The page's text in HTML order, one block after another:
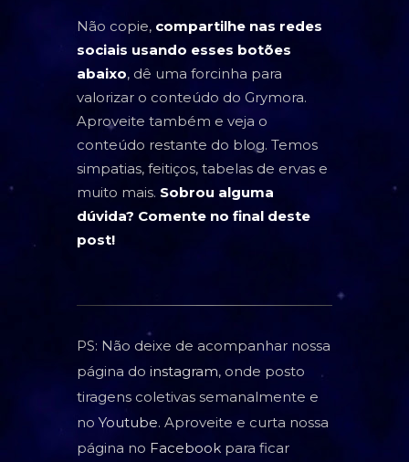
Não copie, compartilhe nas redes
sociais usando esses botões
abaixo, dê uma forcinha para
valorizar o conteúdo do Grymora.
Aproveite também e veja o
conteúdo restante do blog. Temos
simpatias, feitiços, tabelas de ervas e
muito mais. Sobrou alguma
dúvida? Comente no final deste
post!
PS: Não deixe de acompanhar nossa
página do instagram, onde posto
tiragens coletivas semanalmente e
no Youtube. Aproveite e curta nossa
página no Facebook para ficar